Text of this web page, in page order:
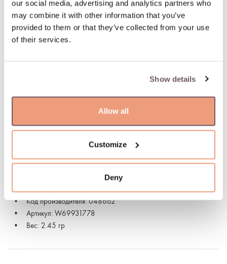
our social media, advertising and analytics partners who
may combine it with other information that you’ve
provided to them or that they’ve collected from your use
of their services.
Show details
Allow all
Customize
Deny
100% застрахованная и надежная доставка
- Алмаз (Цвет камня: H-белый, Purity: SI, Вес камня:
- Перламутр (Цвет камня: Розовый, Вес камня: 1.160ct)
Цвет камня: Белый, Розовый, Розовый
Код производителя: 048662
Артикул: W69931778
Вес: 2.45 гр